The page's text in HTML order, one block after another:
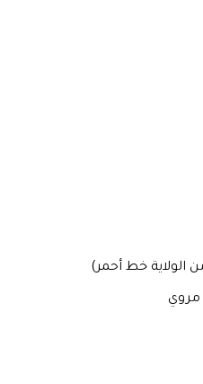
الولاية خط أحمر)